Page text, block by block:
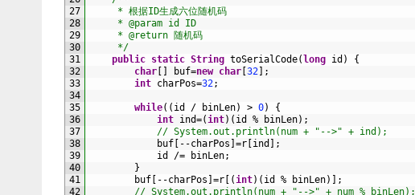
27
28
29
30
31
32
33
34
35
36
37
38
39
40
41
42
* 根据ID生成六位随机码
* @param id ID
* @return 随机码
*/
public static String toSerialCode( long id )
{
char
buf=new char 32
;
int charPos=32;
while( ( id / binLen) > 0)
{
int ind=(int) ( id % binLen) ;
// System.out.println(num + "-->" + ind);
buf
--charPos =r ind
;
id
/= binLen;
}
buf
--charPos =r (int) ( id % binLen)
;
// System.out.println(num + "-->" + num % binLen);